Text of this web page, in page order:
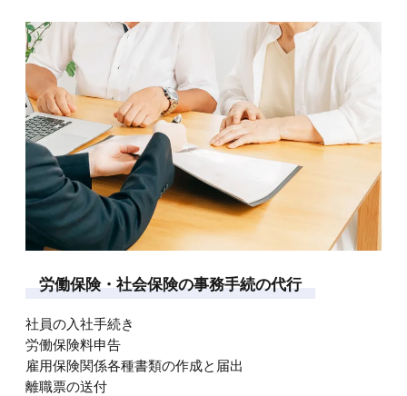
労働保険・社会保険の事務手続の代行
社員の入社手続き
労働保険料申告
雇用保険関係各種書類の作成と届出
離職票の送付